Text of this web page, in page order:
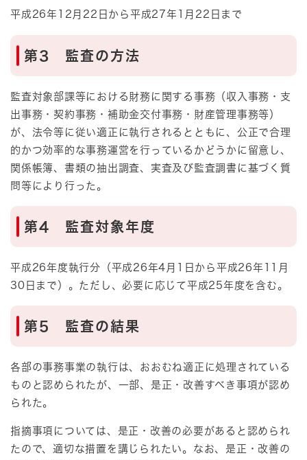
平成26年12月22日から平成27年1月22日まで
第3 監査の方法
監査対象部課等における財務に関する事務（収入事務・支
出事務・契約事務・補助金交付事務・財産管理事務等）
が、法令等に従い適正に執行されるとともに、公正で合理
的かつ効率的な事務運営を行っているかどうかに留意し、
関係帳簿、書類の抽出調査、実査及び監査調書に基づく質
問等により行った。
第4 監査対象年度
平成26年度執行分（平成26年4月1日から平成26年11月
30日まで）。ただし、必要に応じて平成25年度を含む。
第5 監査の結果
各部の事務事業の執行は、おおむね適正に処理されている
ものと認められたが、一部、是正・改善すべき事項が認め
られた。
指摘事項については、是正・改善の必要があると認められ
たので、適切な措置を講じられたい。なお、是正・改善の